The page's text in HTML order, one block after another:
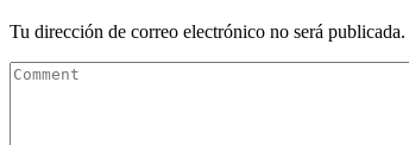
Tu dirección de correo electrónico no será publicada.